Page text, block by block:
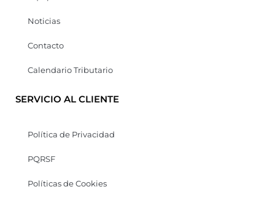
Noticias
Contacto
Calendario Tributario
SERVICIO AL CLIENTE
Política de Privacidad
PQRSF
Políticas de Cookies